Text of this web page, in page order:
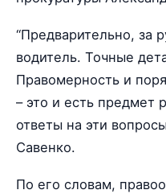
“Предварительно, за
водитель. Точные
Правомерность и
– это и есть предмет
ответы на эти
Савенко.
По его словам,